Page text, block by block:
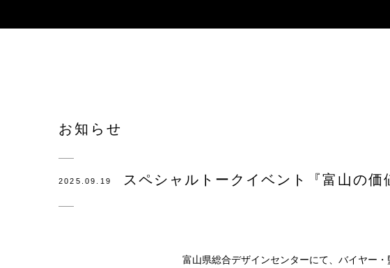
SDGsへの取り組み
お知らせ
2025.09.19 スペシャルトークイベント『富山の
富山県総合デザインセンターにて、バイヤー